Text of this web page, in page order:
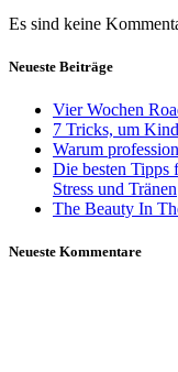
Es sind keine
Neueste Beiträge
Vier Wochen
7 Tricks, um
Warum
Die besten Tipps
Stress und Tränen
The Beauty In
Neueste Kommentare